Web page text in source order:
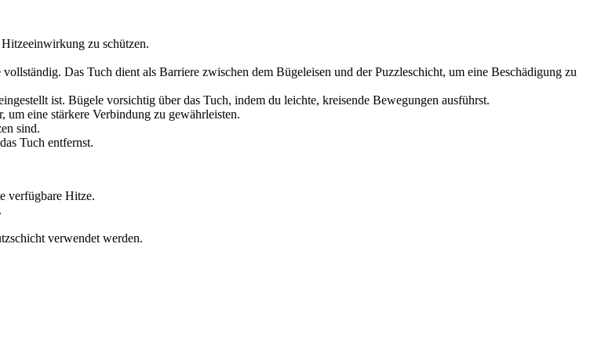
zu schützen.
Das Tuch dient als Barriere zwischen dem Bügeleisen und der Puzzleschicht, um eine Beschädigung zu
ist. Bügele vorsichtig über das Tuch, indem du leichte, kreisende Bewegungen ausführst.
um eine stärkere Verbindung zu gewährleisten.
sind.
Tuch entfernst.
verfügbare Hitze.
verwendet werden.